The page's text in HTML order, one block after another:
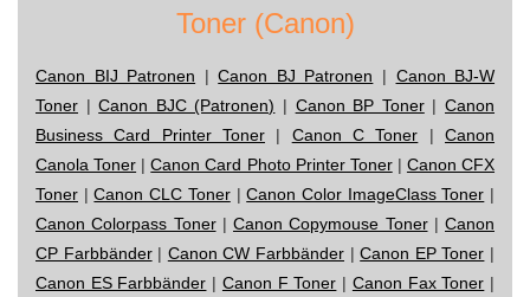
Toner (Canon)
Canon BIJ Patronen |Canon BJ Patronen | Canon BJ-W
Toner |Canon BJC (Patronen) | Canon BP Toner|Canon
Business Card Printer Toner | Canon C Toner |Canon
Canola Toner |Canon Card Photo Printer Toner| Canon CFX
Toner |Canon CLC Toner|Canon Color ImageClass Toner |
Canon Colorpass Toner| Canon Copymouse Toner| Canon
CP Farbbänder| Canon CW Farbbänder |Canon EP Toner |
Canon ES Farbbänder | Canon F Toner | Canon Fax Toner |